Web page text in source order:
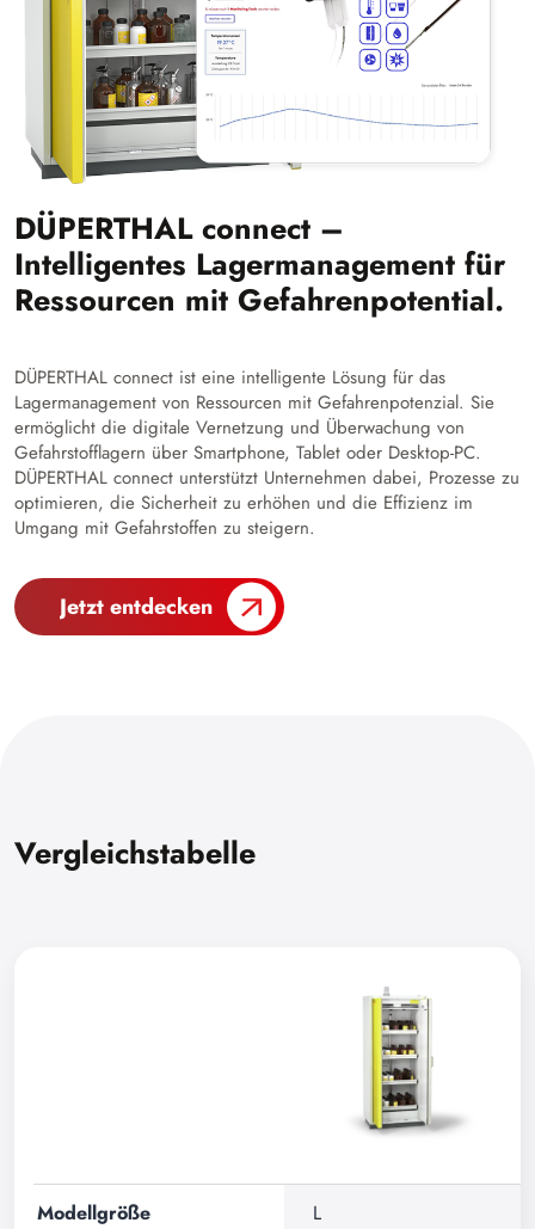
DÜPERTHAL connect –
Intelligentes Lagermanagement für
Ressourcen mit Gefahrenpotential.
DÜPERTHAL connect ist eine intelligente Lösung für das
Lagermanagement von Ressourcen mit Gefahrenpotenzial. Sie
ermöglicht die digitale Vernetzung und Überwachung von
Gefahrstofflagern über Smartphone, Tablet oder Desktop-PC.
DÜPERTHAL connect unterstützt Unternehmen dabei, Prozesse zu
optimieren, die Sicherheit zu erhöhen und die Effizienz im
Umgang mit Gefahrstoffen zu steigern.
Jetzt entdecken
Vergleichstabelle
Modellgröße L